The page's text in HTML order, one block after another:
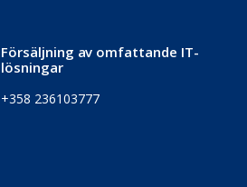
Försäljning av omfattande IT-
lösningar
+358 236103777